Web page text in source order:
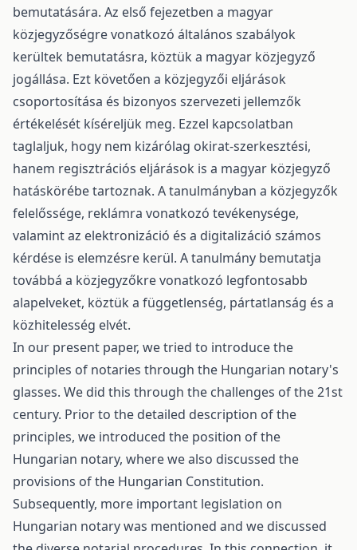
bemutatására. Az első fejezetben a magyar
közjegyzőségre vonatkozó általános szabályok
kerültek bemutatásra, köztük a magyar közjegyző
jogállása. Ezt követően a közjegyzői eljárások
csoportosítása és bizonyos szervezeti jellemzők
értékelését kíséreljük meg. Ezzel kapcsolatban
taglaljuk, hogy nem kizárólag okirat-szerkesztési,
hanem regisztrációs eljárások is a magyar közjegyző
hatáskörébe tartoznak. A tanulmányban a közjegyzők
felelőssége, reklámra vonatkozó tevékenysége,
valamint az elektronizáció és a digitalizáció számos
kérdése is elemzésre kerül. A tanulmány bemutatja
továbbá a közjegyzőkre vonatkozó legfontosabb
alapelveket, köztük a függetlenség, pártatlanság és a
közhitelesség elvét.
In our present paper, we tried to introduce the
principles of notaries through the Hungarian notary's
glasses. We did this through the challenges of the 21st
century. Prior to the detailed description of the
principles, we introduced the position of the
Hungarian notary, where we also discussed the
provisions of the Hungarian Constitution.
Subsequently, more important legislation on
Hungarian notary was mentioned and we discussed